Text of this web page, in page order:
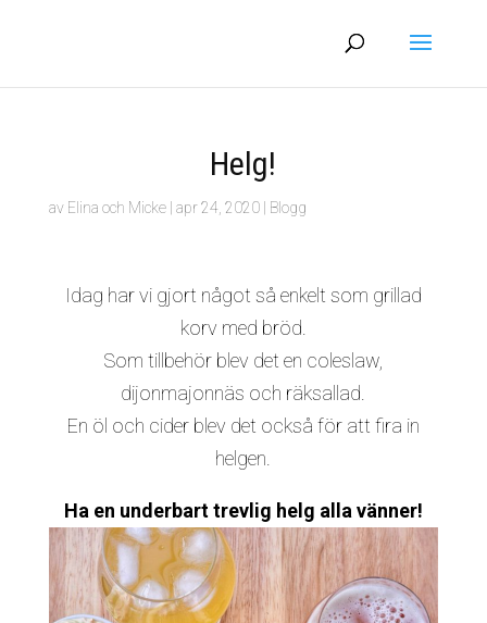
Helg!
av Elina och Micke| apr 24, 2020| Blogg
Idag har vi gjort något så enkelt som grillad
korv med bröd.
Som tillbehör blev det en coleslaw,
dijonmajonnäs och räksallad.
En öl och cider blev det också för att fira in
helgen.
Ha en underbart trevlig helg alla vänner!